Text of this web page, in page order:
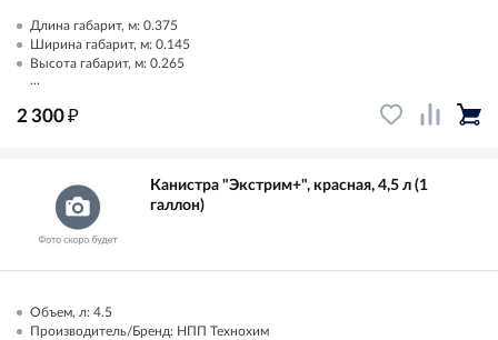
Длина габарит, м: 0.375
Ширина габарит, м: 0.145
Высота габарит, м: 0.265
...
2 300₽
Канистра "Экстрим+", красная, 4,5 л (1
галлон)
Объем, л: 4.5
Производитель/Бренд: НПП Технохим